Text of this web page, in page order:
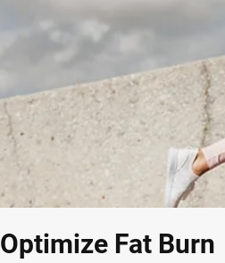
Optimize Fat Burn